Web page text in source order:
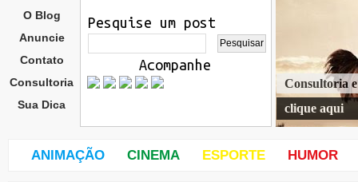
O Blog
Anuncie
Contato
Consultoria
Sua Dica
Pesquise um post
Acompanhe
Consultoria
clique aqui
ANIMAÇÃO CINEMA ESPORTE HUMOR